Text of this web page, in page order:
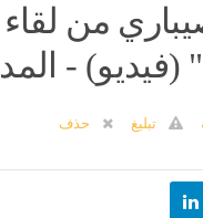
من لقاء
(فيديو) -
تبليغ حذف